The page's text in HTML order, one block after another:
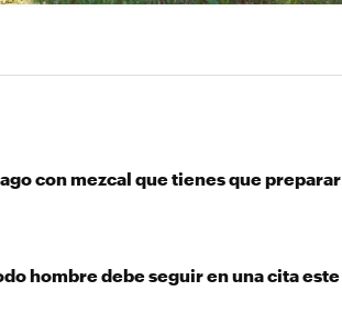
con mezcal que tienes que preparar
hombre debe seguir en una cita este